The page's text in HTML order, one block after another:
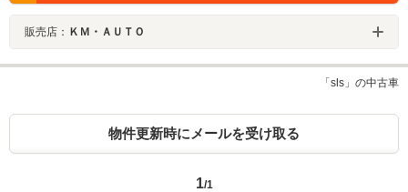
販売店： ＫＭ・ＡＵＴＯ
「sls」の中古車
物件更新時にメールを受け取る
1/1